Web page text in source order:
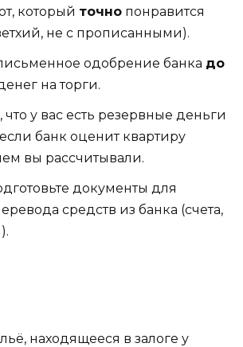
который точно понравится
не с прописанными).
одобрение банка до
на торги.
что у вас есть резервные деньги
банк оценит квартиру
вы рассчитывали.
документы для
средств из банка (счета,
находящееся в залоге у